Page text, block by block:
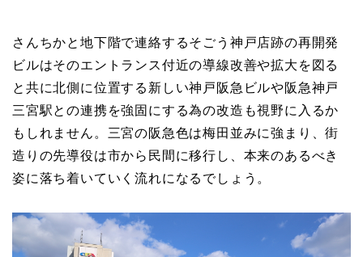
さんちかと地下階で連絡するそごう神戸店跡の再開発
ビルはそのエントランス付近の導線改善や拡大を図る
と共に北側に位置する新しい神戸阪急ビルや阪急神戸
三宮駅との連携を強固にする為の改造も視野に入るか
もしれません。三宮の阪急色は梅田並みに強まり、街
造りの先導役は市から民間に移行し、本来のあるべき
姿に落ち着いていく流れになるでしょう。